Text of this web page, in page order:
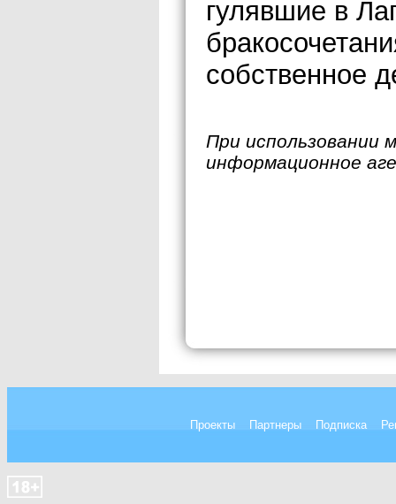
гулявшие в
собственное
При использовании
информационное
Проекты Партнеры Подписка